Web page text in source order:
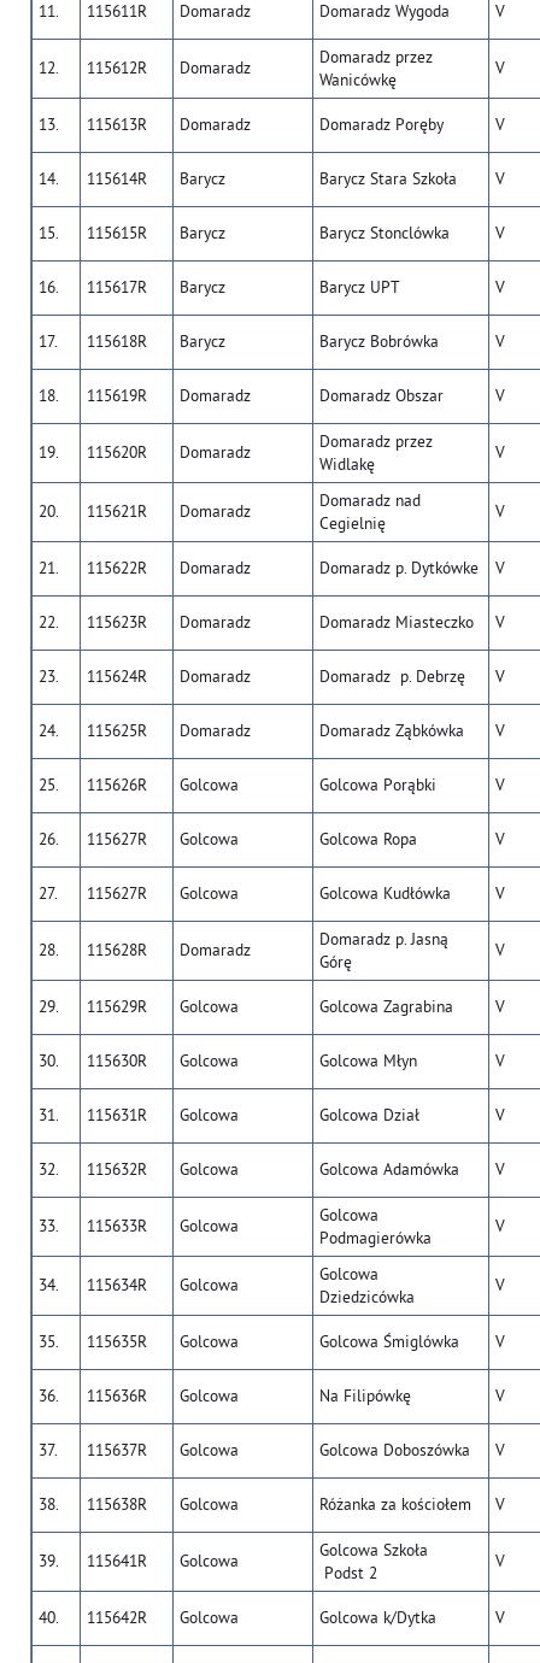
11. 115611R Domaradz Domaradz Wygoda V
12. 115612R Domaradz
Domaradz przez
Wanicówkę
V
13. 115613R Domaradz Domaradz Poręby V
14. 115614R Barycz Barycz Stara Szkoła V
15. 115615R Barycz Barycz Stonclówka V
16. 115617R Barycz Barycz UPT V
17. 115618R Barycz Barycz Bobrówka V
18. 115619R Domaradz Domaradz Obszar V
19. 115620R Domaradz
Domaradz przez
Widlakę
V
20. 115621R Domaradz
Domaradz nad
Cegielnię
V
21. 115622R Domaradz Domaradz p. Dytkówke V
22. 115623R Domaradz Domaradz Miasteczko V
23. 115624R Domaradz Domaradz p. Debrzę V
24. 115625R Domaradz Domaradz Ząbkówka V
25. 115626R Golcowa Golcowa Porąbki V
26. 115627R Golcowa Golcowa Ropa V
27. 115627R Golcowa Golcowa Kudłówka V
28. 115628R Domaradz
Domaradz p. Jasną
Górę
V
29. 115629R Golcowa Golcowa Zagrabina V
30. 115630R Golcowa Golcowa Młyn V
31. 115631R Golcowa Golcowa Dział V
32. 115632R Golcowa Golcowa Adamówka V
33. 115633R Golcowa
Golcowa
Podmagierówka
V
34. 115634R Golcowa
Golcowa
Dziedzicówka
V
35. 115635R Golcowa Golcowa Śmiglówka V
36. 115636R Golcowa Na Filipówkę V
37. 115637R Golcowa Golcowa Doboszówka V
38. 115638R Golcowa Różanka za kościołem V
39. 115641R Golcowa
Golcowa Szkoła
Podst 2
V
40. 115642R Golcowa Golcowa k/Dytka V